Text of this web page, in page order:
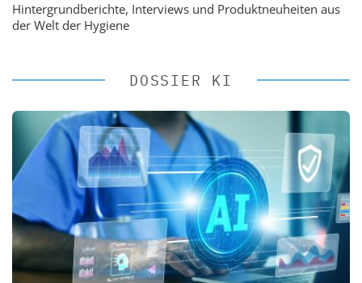
Hintergrundberichte, Interviews und Produktneuheiten aus
der Welt der Hygiene
DOSSIER KI